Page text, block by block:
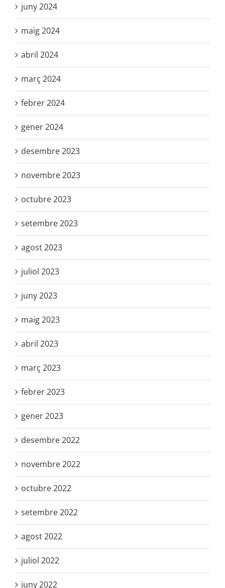
juny 2024
maig 2024
abril 2024
març 2024
febrer 2024
gener 2024
desembre 2023
novembre 2023
octubre 2023
setembre 2023
agost 2023
juliol 2023
juny 2023
maig 2023
abril 2023
març 2023
febrer 2023
gener 2023
desembre 2022
novembre 2022
octubre 2022
setembre 2022
agost 2022
juliol 2022
juny 2022